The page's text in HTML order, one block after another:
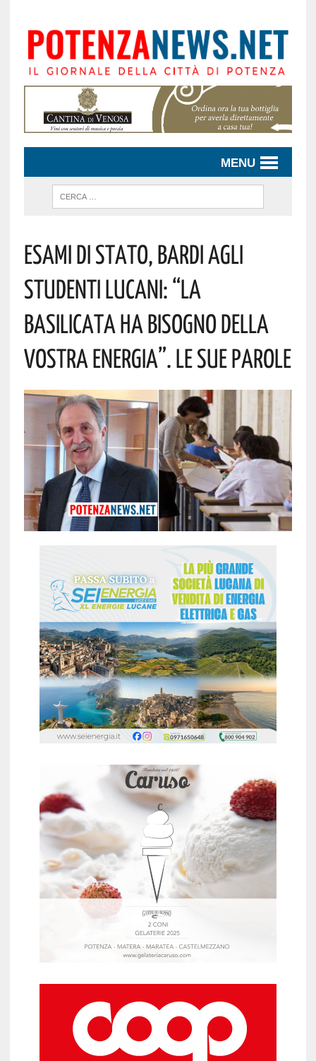
MENU
Esami Di Stato, Bardi Agli
Studenti Lucani: “La
Basilicata Ha Bisogno Della
Vostra Energia”. Le Sue Parole